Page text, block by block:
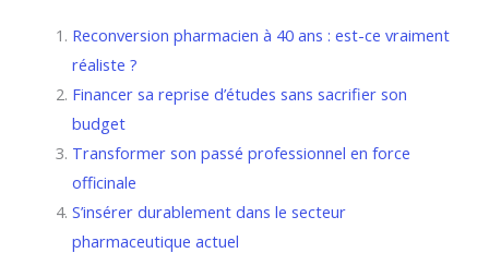
Reconversion pharmacien à 40 ans : est-ce vraiment
réaliste ?
Financer sa reprise d’études sans sacrifier son
budget
Transformer son passé professionnel en force
officinale
S’insérer durablement dans le secteur
pharmaceutique actuel